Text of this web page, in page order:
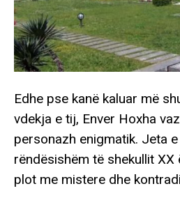
Edhe pse kanë kaluar më
vdekja e tij, Enver Hoxha
personazh enigmatik. Jeta
rëndësishëm të shekullit XX
plot me mistere dhe